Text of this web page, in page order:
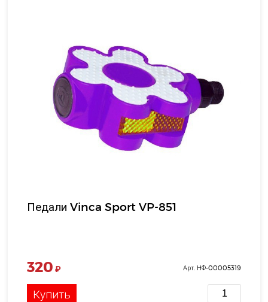
Педали Vinca Sport VP-851
320 ₽ Арт. НФ-00005319
Купить